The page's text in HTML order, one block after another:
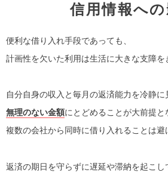
信用情報へ
便利な借り入れ手段であっても、
計画性を欠いた利用は生活に大きな支障を
自分自身の収入と毎月の返済能力を冷静に
無理のない金額にとどめることが大前提と
複数の会社から同時に借り入れることは避
返済の期日を守らずに遅延や滞納を起こし